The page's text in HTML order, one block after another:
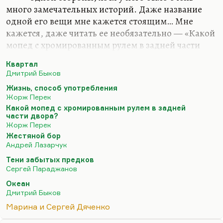
много замечательных историй. Даже название
одной его вещи мне кажется стоящим… Мне
кажется, даже читать ее необязательно — «Какой
мопед с хромированным рулем в задней части
«Синий каскад Теллури» или «На облачном
берегу» — название уже такое небесное, что не
нужно никаких текстов, хотя сами рассказы тоже
гениальные.
У него я читал один роман — «Жизнь, способ
употребления». Читал по-английски, потому что
он как-то попался мне под руку в Чикаго, и я его
купил. Купил потому, что я тогда писал «Квартал»
— ну, придумывал «Квартал», и мне интересны
были разные экзотические…
Квартал
Дмитрий Быков
Жизнь, способ употребления
Жорж Перек
Какой мопед с хромированным рулем в задней
части двора?
Жорж Перек
Жестяной бор
Андрей Лазарчук
Тени забытых предков
Сергей Параджанов
Океан
Дмитрий Быков
Марина и Сергей Дяченко